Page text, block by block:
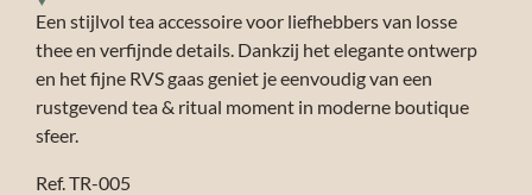
Een stijlvol tea accessoire voor liefhebbers van losse
thee en verfijnde details. Dankzij het elegante ontwerp
en het fijne RVS gaas geniet je eenvoudig van een
rustgevend tea & ritual moment in moderne boutique
sfeer.
Ref. TR-005